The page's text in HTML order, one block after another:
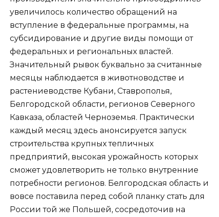
увеличилось количество обращений на
вступление в федеральные программы, на
субсидирование и другие виды помощи от
федеральных и региональных властей.
Значительный рывок буквально за считанные
месяцы наблюдается в животноводстве и
растениеводстве Кубани, Ставрополья,
Белгородской области, регионов Северного
Кавказа, областей Черноземья. Практически
каждый месяц здесь анонсируется запуск
строительства крупных тепличных
предприятий, высокая урожайность которых
сможет удовлетворить не только внутренние
потребности регионов. Белгородская область и
вовсе поставила перед собой планку стать для
России той же Польшей, сосредоточив на